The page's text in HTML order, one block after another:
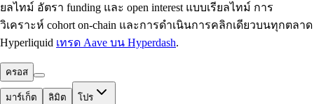
ยลไทม์ อัตรา funding และ open interest แบบเรียลไทม์ การ
วิเคราะห์ cohort on-chain และการดำเนินการคลิกเดียวบนทุกตลาด
Hyperliquid เทรด Aave บน Hyperdash.
ครอส
มาร์เก็ต ลิมิต โปร